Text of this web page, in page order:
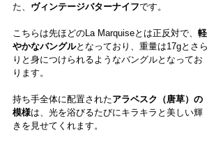
た、 ヴィンテージバターナイフです。
こちらは先ほどのLa Marquiseとは正反対で、 軽
やかなバングルとなっており、重量は17gとさら
りと身につけられるようなバングルとなってお
ります。
持ち手全体に配置されたアラベスク（唐草）の
模様は、光を浴びるたびにキラキラと美しい輝
きを見せてくれます。